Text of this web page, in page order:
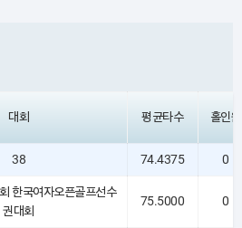
대회 평균타수 홀인원
38 74.4375 0
한국여자오픈골프선수
권대회
75.5000 0